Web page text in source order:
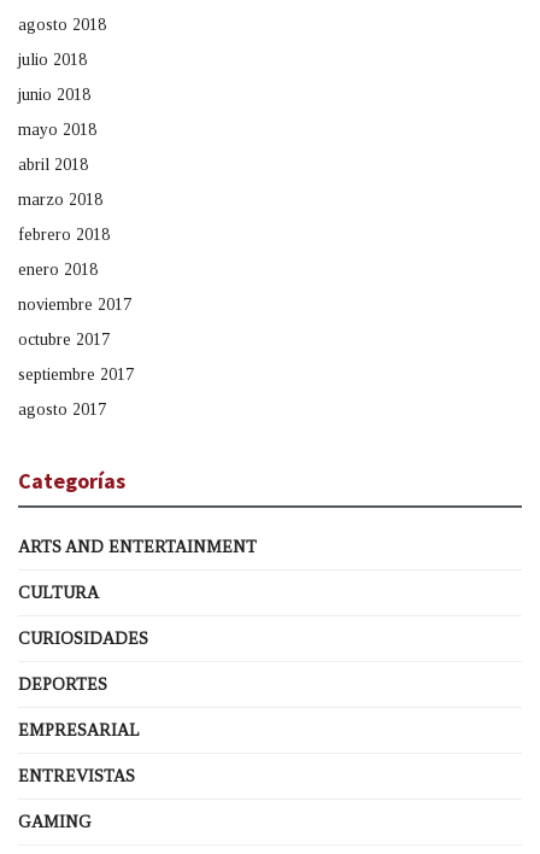
agosto 2018
julio 2018
junio 2018
mayo 2018
abril 2018
marzo 2018
febrero 2018
enero 2018
noviembre 2017
octubre 2017
septiembre 2017
agosto 2017
Categorías
ARTS AND ENTERTAINMENT
CULTURA
CURIOSIDADES
DEPORTES
EMPRESARIAL
ENTREVISTAS
GAMING